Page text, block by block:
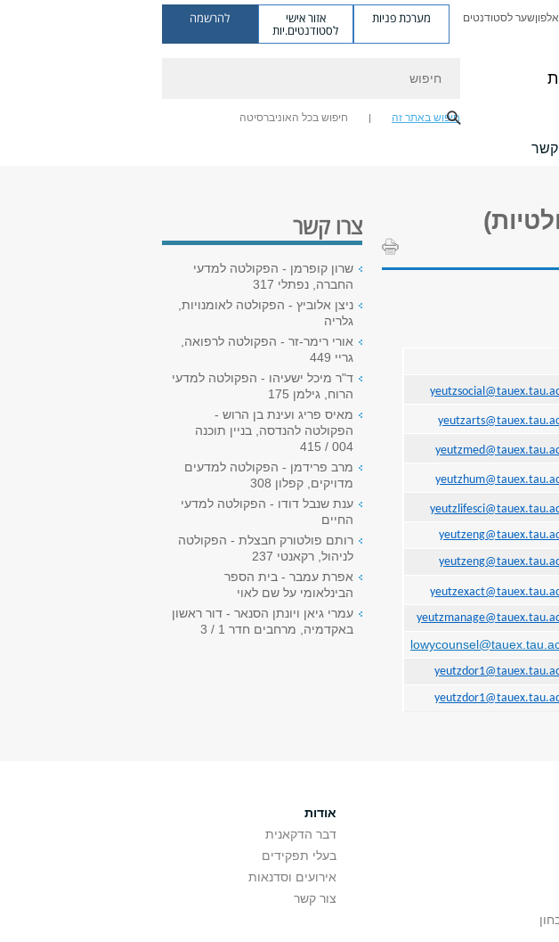
אלפוןשער לסטודנטים מערכת פניות אזור אישי
לסטודנטים.יות
להרשמה
חיפוש באתר זה חיפוש בכל האוניברסיטה
קשר
צרו קשר
שרון קופרמן - הפקולטה למדעי
החברה, נפתלי 317
ניצן אלוביץ - הפקולטה לאומנויות,
גלריה
אורי רימר-זר - הפקולטה לרפואה,
גריי 449
ד"ר מיכל ישעיהו - הפקולטה למדעי
הרוח, גילמן 175
מאיס פריג ועינת בן הרוש -
הפקולטה להנדסה, בניין תוכנה
004 / 415
מרב פרידמן - הפקולטה למדעים
מדויקים, קפלון 308
ענת שנבל דודו - הפקולטה למדעי
החיים
רותם פולטורק חבצלת - הפקולטה
לניהול, רקאנטי 237
אפרת עמבר - בית הספר
הבינלאומי על שם לאוי
עמרי גיאן ויונתן הסנאר - דור ראשון
באקדמיה, מרחבים חדר 1 / 3
אודות
דבר הדקאנית
בעלי תפקידים
אירועים וסדנאות
צור קשר